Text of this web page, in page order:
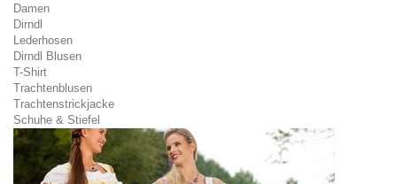
Damen
Dirndl
Lederhosen
Dirndl Blusen
T-Shirt
Trachtenblusen
Trachtenstrickjacke
Schuhe & Stiefel